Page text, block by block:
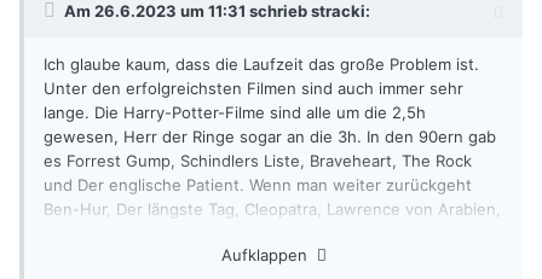
Am 26.6.2023 um 11:31 schriebstracki:
Ich glaube kaum, dass die Laufzeit das große Problem ist.
Unter den erfolgreichsten Filmen sind auch immer sehr
lange. Die Harry-Potter-Filme sind alle um die 2,5h
gewesen, Herr der Ringe sogar an die 3h. In den 90ern gab
es Forrest Gump, Schindlers Liste, Braveheart, The Rock
und Der englische Patient. Wenn man weiter zurückgeht
Ben-Hur, Der längste Tag, Cleopatra, Lawrence von Arabien,
Kassenerfolge mit Laufzeiten um die 3h oder länger.
Aufklappen